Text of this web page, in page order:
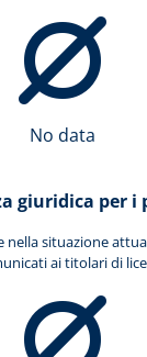
No data
giuridica per i
nella situazione
ai titolari di